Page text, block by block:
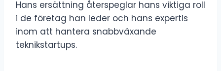
Hans ersättning återspeglar hans viktiga roll
i de företag han leder och hans expertis
inom att hantera snabbväxande
teknikstartups.